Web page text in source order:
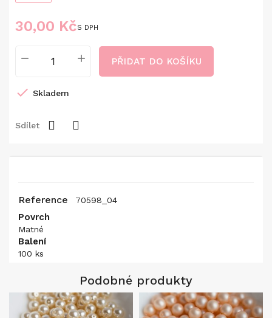
30,00 KčS DPH
PŘIDAT DO KOŠÍKU
 Skladem
Sdílet
Reference 70598_04
Povrch
Matné
Balení
100 ks
Podobné produkty